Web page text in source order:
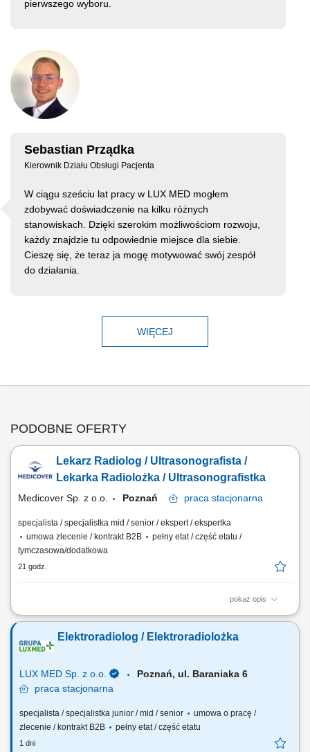
pierwszego wyboru.
Sebastian Prządka
Kierownik Działu Obsługi Pacjenta
W ciągu sześciu lat pracy w LUX MED mogłem
zdobywać doświadczenie na kilku różnych
stanowiskach. Dzięki szerokim możliwościom rozwoju,
każdy znajdzie tu odpowiednie miejsce dla siebie.
Cieszę się, że teraz ja mogę motywować swój zespół
do działania.
WIĘCEJ
PODOBNE OFERTY
Lekarz Radiolog / Ultrasonografista /
Lekarka Radiolożka / Ultrasonografistka
Medicover Sp. z o.o. Poznań praca stacjonarna
specjalista / specjalistka mid / senior / ekspert / ekspertka
umowa zlecenie / kontrakt B2B
pełny etat / część etatu /
tymczasowa/dodatkowa
21 godz.
pokaż opis
Będziesz odpowiedzialny/-a za: wykonywanie i opis badań USG ​​
ekipy medycznej i stań się #bohaterem opieki zdrowotnej! Szukamy
Ciebie, jeśli​: ukończyłeś/-aś specjalizację lub jesteś w jej trakcie
Elektroradiolog / Elektroradiolożka
LUX MED Sp. z o.o.
Poznań, ul. Baraniaka 6
praca stacjonarna
specjalista / specjalistka junior / mid / senior
umowa o pracę /
zlecenie / kontrakt B2B
pełny etat / część etatu
1 dni